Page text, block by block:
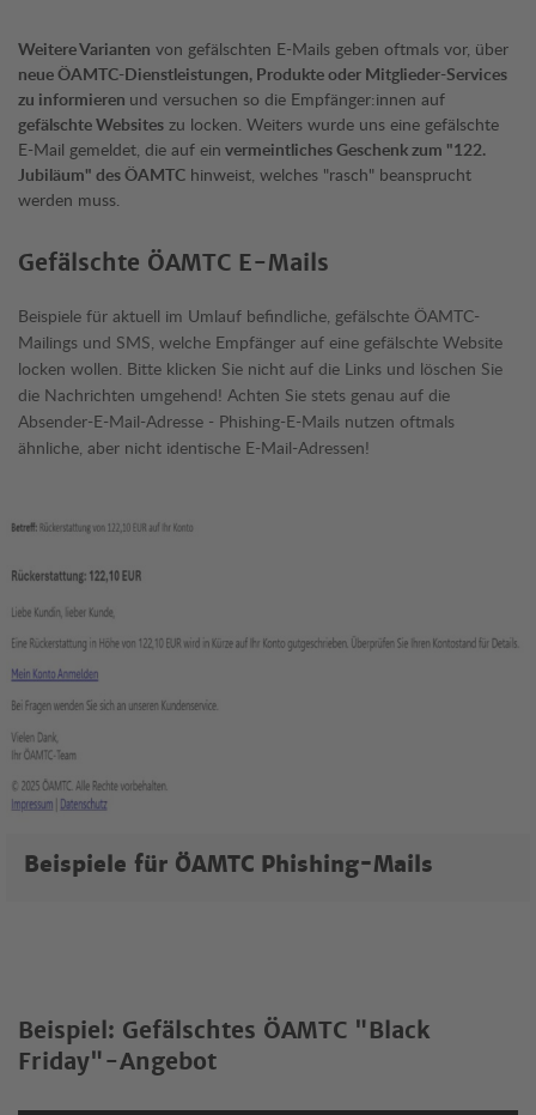
Weitere Varianten von gefälschten E-Mails geben oftmals vor, über
neue ÖAMTC-Dienstleistungen, Produkte oder Mitglieder-Services
zu informieren und versuchen so die Empfänger:innen auf
gefälschte Websites zu locken. Weiters wurde uns eine gefälschte
E-Mail gemeldet, die auf ein vermeintliches Geschenk zum "122.
Jubiläum" des ÖAMTC hinweist, welches "rasch" beansprucht
werden muss.
Gefälschte ÖAMTC E-Mails
Beispiele für aktuell im Umlauf befindliche, gefälschte ÖAMTC-
Mailings und SMS, welche Empfänger auf eine gefälschte Website
locken wollen. Bitte klicken Sie nicht auf die Links und löschen Sie
die Nachrichten umgehend! Achten Sie stets genau auf die
Absender-E-Mail-Adresse - Phishing-E-Mails nutzen oftmals
ähnliche, aber nicht identische E-Mail-Adressen!
Beispiele für ÖAMTC Phishing-Mails
Beispiel: Gefälschtes ÖAMTC "Black
Friday"-Angebot